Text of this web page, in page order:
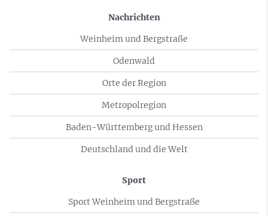
Nachrichten
Weinheim und Bergstraße
Odenwald
Orte der Region
Metropolregion
Baden-Württemberg und Hessen
Deutschland und die Welt
Sport
Sport Weinheim und Bergstraße